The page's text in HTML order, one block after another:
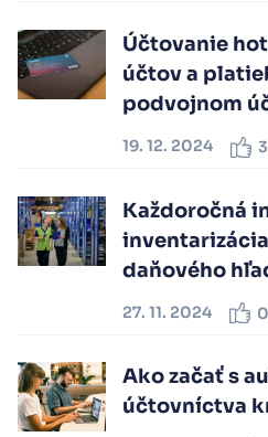
Účtovanie
účtov a
podvojnom
19. 12. 2024 3
Každoročná
daňového
27. 11. 2024 0
Ako začať s
účtovníctva